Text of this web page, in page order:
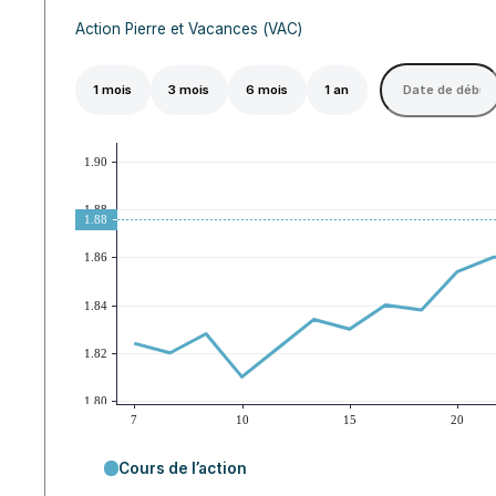
Action Pierre et Vacances (VAC)
1 mois 3 mois 6 mois 1 an
Cours de l’action